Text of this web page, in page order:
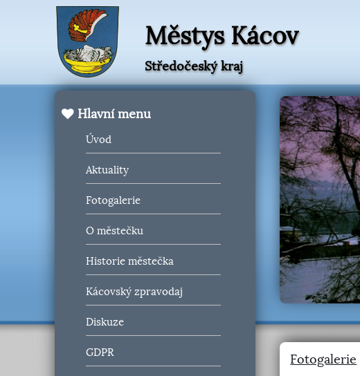
Městys Kácov
Středočeský kraj
Hlavní menu
Úvod
Aktuality
Fotogalerie
O městečku
Historie městečka
Kácovský zpravodaj
Diskuze
GDPR Fotogalerie